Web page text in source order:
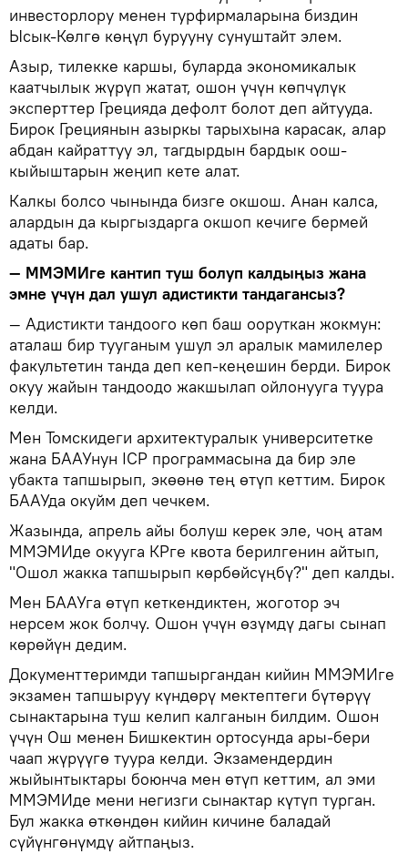
инвесторлору менен турфирмаларына биздин
Ысык-Көлгө көңүл бурууну сунуштайт элем.
Азыр, тилекке каршы, буларда экономикалык
каатчылык жүрүп жатат, ошон үчүн көпчүлүк
эксперттер Грецияда дефолт болот деп айтууда.
Бирок Грециянын азыркы тарыхына карасак, алар
абдан кайраттуу эл, тагдырдын бардык оош-
кыйыштарын жеңип кете алат.
Калкы болсо чынында бизге окшош. Анан калса,
алардын да кыргыздарга окшоп кечиге бермей
адаты бар.
— ММЭМИге кантип туш болуп калдыңыз жана
эмне үчүн дал ушул адистикти тандагансыз?
— Адистикти тандоого көп баш ооруткан жокмун:
аталаш бир тууганым ушул эл аралык мамилелер
факультетин танда деп кеп-кеңешин берди. Бирок
окуу жайын тандоодо жакшылап ойлонууга туура
келди.
Мен Томскидеги архитектуралык университетке
жана БААУнун ICP программасына да бир эле
убакта тапшырып, экөөнө тең өтүп кеттим. Бирок
БААУда окуйм деп чечкем.
Жазында, апрель айы болуш керек эле, чоң атам
ММЭМИде окууга КРге квота берилгенин айтып,
"Ошол жакка тапшырып көрбөйсүңбү?" деп калды.
Мен БААУга өтүп кеткендиктен, жоготор эч
нерсем жок болчу. Ошон үчүн өзүмдү дагы сынап
көрөйүн дедим.
Документтеримди тапшыргандан кийин ММЭМИге
экзамен тапшыруу күндөрү мектептеги бүтөрүү
сынактарына туш келип калганын билдим. Ошон
үчүн Ош менен Бишкектин ортосунда ары-бери
чаап жүрүүгө туура келди. Экзамендердин
жыйынтыктары боюнча мен өтүп кеттим, ал эми
ММЭМИде мени негизги сынактар күтүп турган.
Бул жакка өткөндөн кийин кичине баладай
сүйүнгөнүмдү айтпаңыз.